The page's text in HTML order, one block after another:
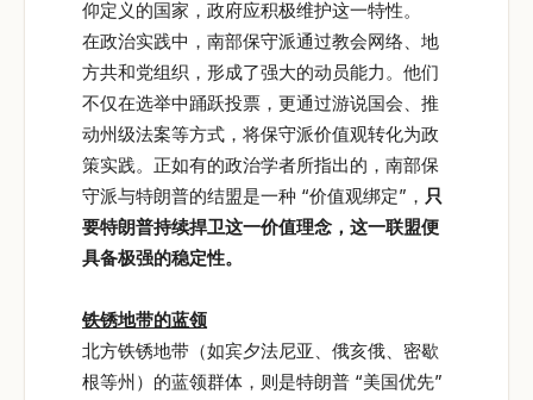
仰定义的国家，政府应积极维护这一特性。
在政治实践中，南部保守派通过教会网络、地
方共和党组织，形成了强大的动员能力。他们
不仅在选举中踊跃投票，更通过游说国会、推
动州级法案等方式，将保守派价值观转化为政
策实践。正如有的政治学者所指出的，南部保
守派与特朗普的结盟是一种 “价值观绑定”， 只
要特朗普持续捍卫这一价值理念，这一联盟便
具备极强的稳定性。
铁锈地带的蓝领
北方铁锈地带（如宾夕法尼亚、俄亥俄、密歇
根等州）的蓝领群体，则是特朗普 “美国优先”